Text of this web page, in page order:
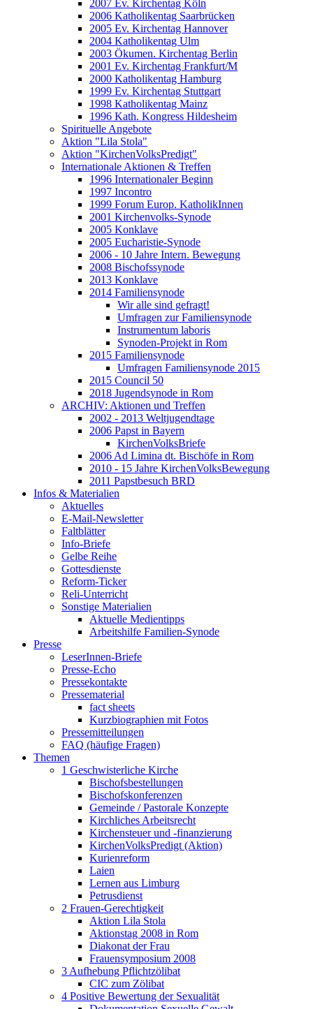
2007 Ev. Kirchentag Köln
2006 Katholikentag Saarbrücken
2005 Ev. Kirchentag Hannover
2004 Katholikentag Ulm
2003 Ökumen. Kirchentag Berlin
2001 Ev. Kirchentag Frankfurt/M
2000 Katholikentag Hamburg
1999 Ev. Kirchentag Stuttgart
1998 Katholikentag Mainz
1996 Kath. Kongress Hildesheim
Spirituelle Angebote
Aktion "Lila Stola"
Aktion "KirchenVolksPredigt"
Internationale Aktionen & Treffen
1996 Internationaler Beginn
1997 Incontro
1999 Forum Europ. KatholikInnen
2001 Kirchenvolks-Synode
2005 Konklave
2005 Eucharistie-Synode
2006 - 10 Jahre Intern. Bewegung
2008 Bischofssynode
2013 Konklave
2014 Familiensynode
Wir alle sind gefragt!
Umfragen zur Familiensynode
Instrumentum laboris
Synoden-Projekt in Rom
2015 Familiensynode
Umfragen Familiensynode 2015
2015 Council 50
2018 Jugendsynode in Rom
ARCHIV: Aktionen und Treffen
2002 - 2013 Weltjugendtage
2006 Papst in Bayern
KirchenVolksBriefe
2006 Ad Limina dt. Bischöfe in Rom
2010 - 15 Jahre KirchenVolksBewegung
2011 Papstbesuch BRD
Infos & Materialien
Aktuelles
E-Mail-Newsletter
Faltblätter
Info-Briefe
Gelbe Reihe
Gottesdienste
Reform-Ticker
Reli-Unterricht
Sonstige Materialien
Aktuelle Medientipps
Arbeitshilfe Familien-Synode
Presse
LeserInnen-Briefe
Presse-Echo
Pressekontakte
Pressematerial
fact sheets
Kurzbiographien mit Fotos
Pressemitteilungen
FAQ (häufige Fragen)
Themen
1 Geschwisterliche Kirche
Bischofsbestellungen
Bischofskonferenzen
Gemeinde / Pastorale Konzepte
Kirchliches Arbeitsrecht
Kirchensteuer und -finanzierung
KirchenVolksPredigt (Aktion)
Kurienreform
Laien
Lernen aus Limburg
Petrusdienst
2 Frauen-Gerechtigkeit
Aktion Lila Stola
Aktionstag 2008 in Rom
Diakonat der Frau
Frauensymposium 2008
3 Aufhebung Pflichtzölibat
CIC zum Zölibat
4 Positive Bewertung der Sexualität